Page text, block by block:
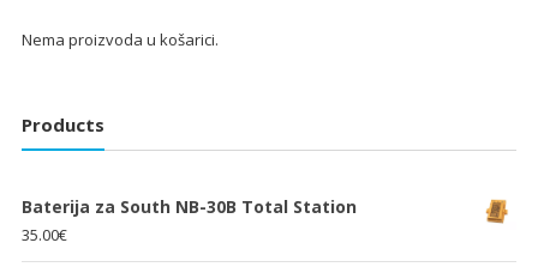
Nema proizvoda u košarici.
Products
Baterija za South NB-30B Total Station
35.00€